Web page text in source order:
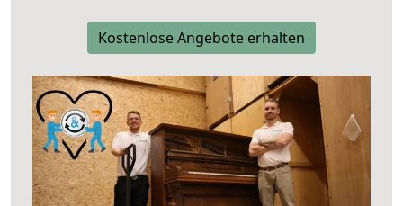
Kostenlose Angebote erhalten